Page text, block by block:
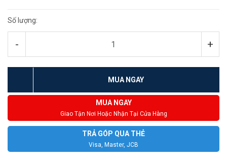
Số lượng:
- +
MUA NGAY
MUA NGAY
Giao Tận Nơi Hoặc Nhận Tại Cửa Hàng
TRẢ GÓP QUA THẺ
Visa, Master, JCB